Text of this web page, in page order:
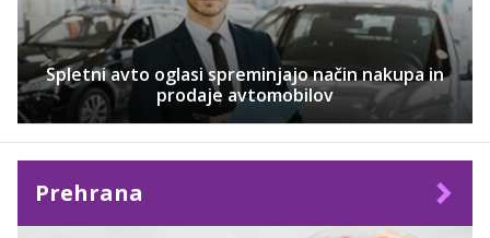
Spletni avto oglasi spreminjajo način nakupa in
prodaje avtomobilov
Prehrana